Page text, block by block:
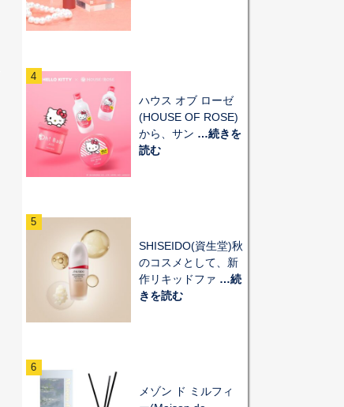
4
ハウス オブ ローゼ
(HOUSE OF ROSE)
から、サン …続きを
読む
5
SHISEIDO(資生堂)秋
のコスメとして、新
作リキッドファ …続
きを読む
6
メゾン ド ミルフィ